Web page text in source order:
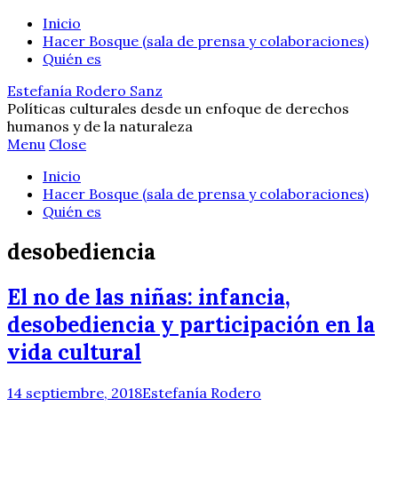
Inicio
Hacer Bosque (sala de prensa y colaboraciones)
Quién es
Estefanía Rodero Sanz
Políticas culturales desde un enfoque de derechos
humanos y de la naturaleza
Menu Close
Inicio
Hacer Bosque (sala de prensa y colaboraciones)
Quién es
desobediencia
El no de las niñas: infancia,
desobediencia y participación en la
vida cultural
14 septiembre, 2018Estefanía Rodero